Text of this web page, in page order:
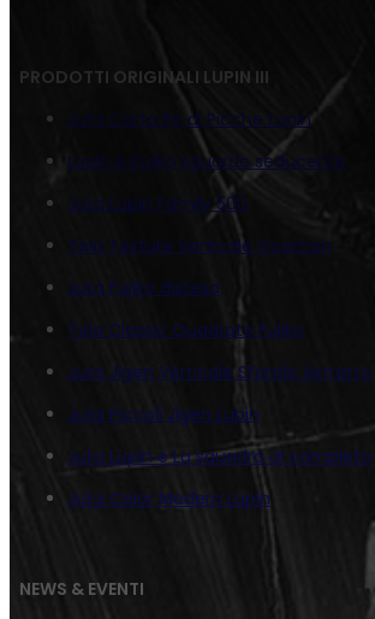
PRODOTTI ORIGINALI LUPIN III
Juta Carta Re di Picche Lupin
Lupin e Fujiko sguardo seducente
Juta Lupin Family 500
Tela Texture Verticale Goemon
Juta Fujiko distesa
Tela Classic Quadrato Fujiko
Juta Jigen Verticale Sfondo Astratto
Juta Piccoli Jigen Lupin
Juta Lupin e La squadra al completo
Juta Color Modern Lupin
NEWS & EVENTI